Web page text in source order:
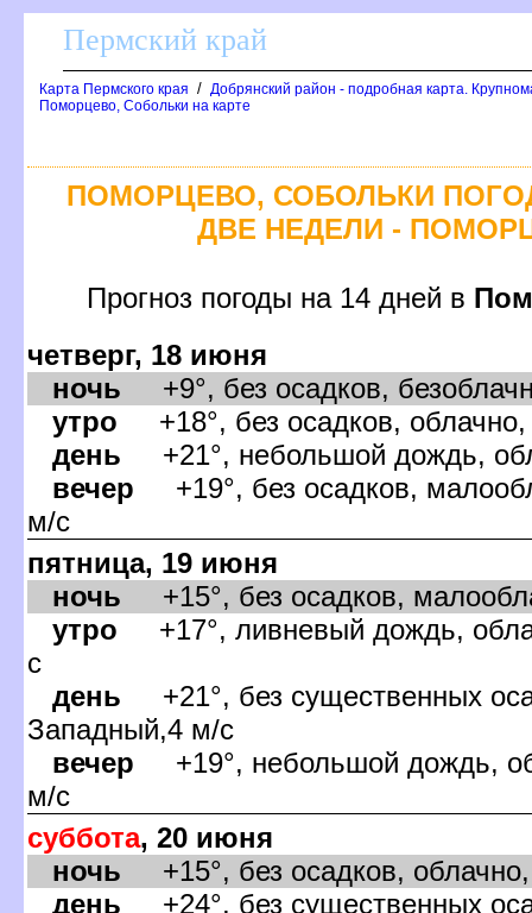
Пермский край
Карта Пермского края / Добрянский район - подробная карта.
Поморцево, Собольки на карте
ПОМОРЦЕВО, СОБОЛЬКИ
ДВЕ НЕДЕЛИ -
Прогноз погоды на 14 дней
четверг, 18 июня
ночь +9°, без осадков,
утро +18°, без осадков,
день +21°, небольшой дождь,
ечер +19°, без осадков,
м/с
пятница, 19 июня
ночь +15°, без осадков,
утро +17°, ливневый дождь,
с
день +21°, без существенных
Западный,4 м/с
ечер +19°, небольшой дождь,
м/с
суббота, 20 июня
ночь +15°, без осадков,
день +24°, без существенных